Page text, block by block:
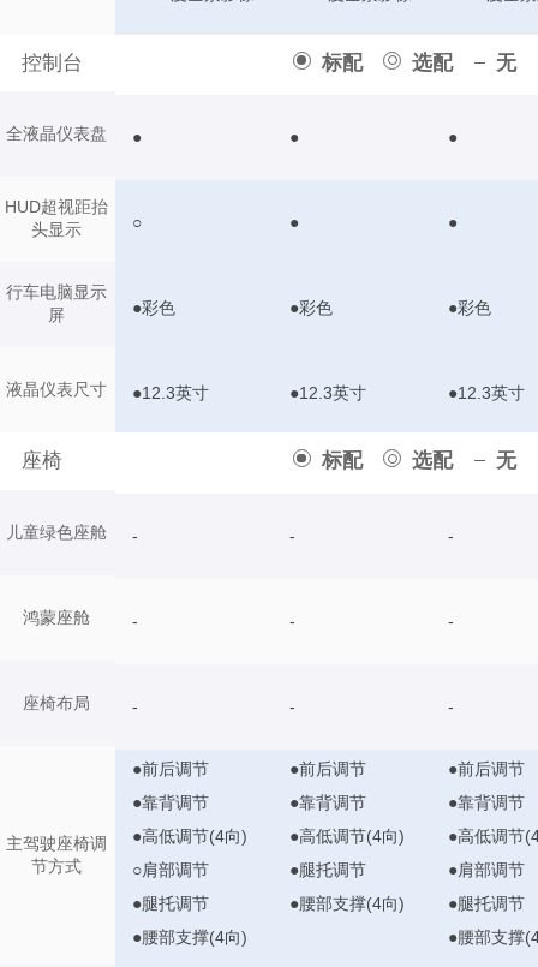
控制台 标配 选配 无
全液晶仪表盘
HUD超视距抬
头显示
行车电脑显示
屏
液晶仪表尺寸
座椅 标配 选配 无
儿童绿色座舱
鸿蒙座舱
座椅布局
主驾驶座椅调
节方式
● ● ●
○ ● ●
●彩色 ●彩色 ●彩色
●12.3英寸 ●12.3英寸 ●12.3英寸
- - -
- - -
- - -
●前后调节
●靠背调节
●高低调节(4向)
○肩部调节
●腿托调节
●腰部支撑(4向)
●前后调节
●靠背调节
●高低调节(4向)
●腿托调节
●腰部支撑(4向)
●前后调节
●靠背调节
●高低调节
●肩部调节
●腿托调节
●腰部支撑